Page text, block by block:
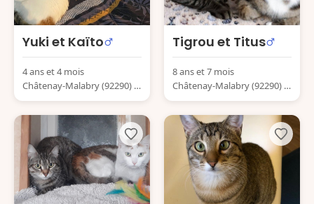
Yuki et Kaïto
4 ans et 4 mois
Châtenay-Malabry (92290) F
rance
Tigrou et Titus
8 ans et 7 mois
Châtenay-Malabry (92290) F
rance